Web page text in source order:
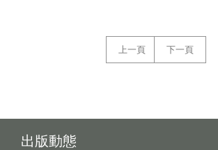
上一頁 下一頁
出版動態